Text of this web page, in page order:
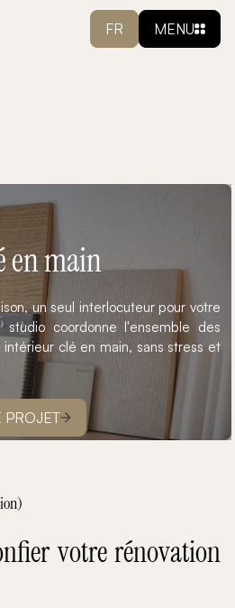
FR MENU
en main
un seul interlocuteur pour votre
coordonne l'ensemble des
intérieur clé en main, sans stress et
PROJET
votre rénovation